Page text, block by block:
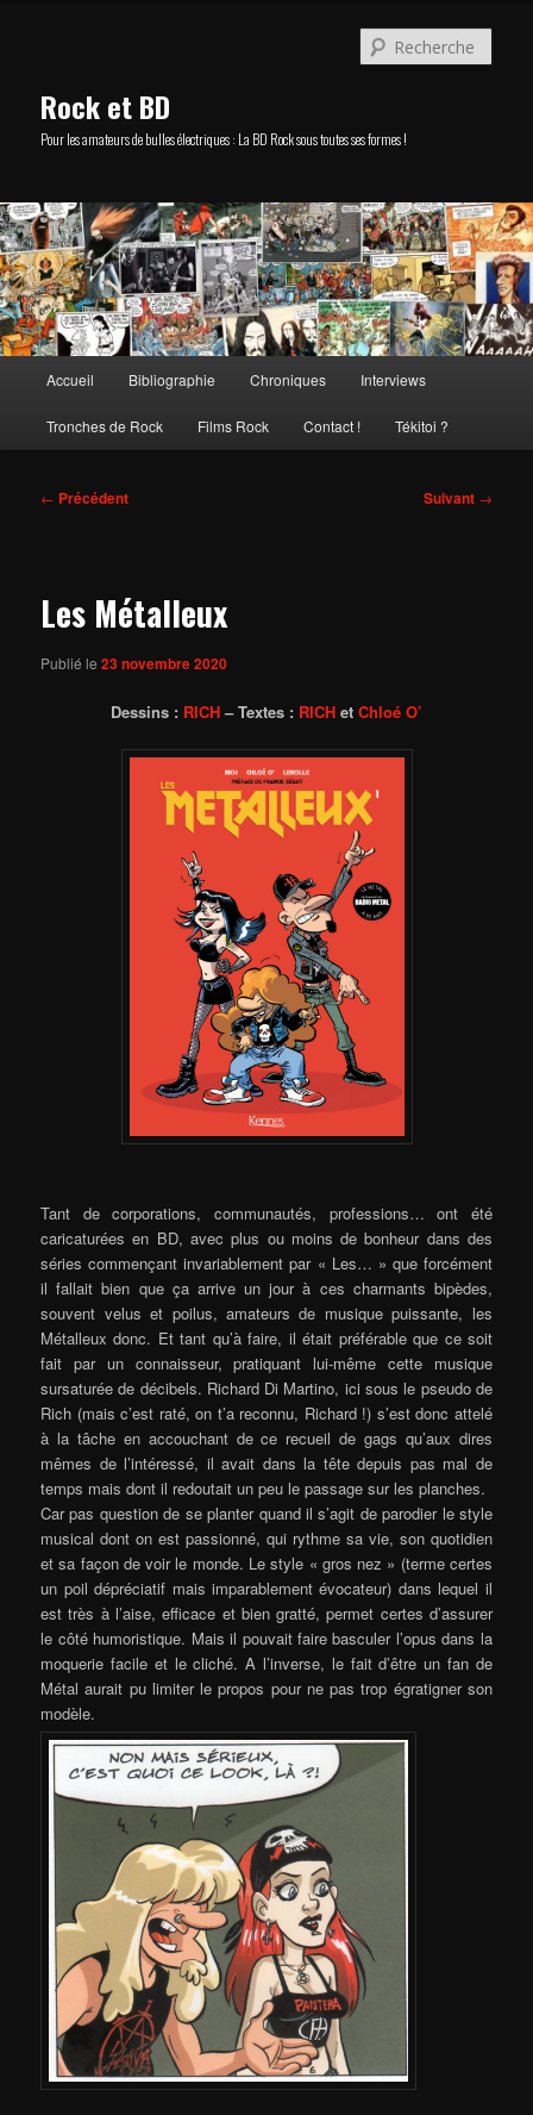
Rock et BD
Pour les amateurs de bulles électriques : La BD Rock sous toutes ses formes !
principal
Accueil Bibliographie Chroniques Interviews
Tronches de Rock Films Rock Contact ! Tékitoi ?
Navigation
← Précédent Suivant →
Les Métalleux
Publié le23 novembre 2020
Dessins : RICH – Textes : RICH et Chloé O’
Tant de corporations, communautés, professions… ont été
caricaturées en BD, avec plus ou moins de bonheur dans des
séries commençant invariablement par « Les… » que forcément
il fallait bien que ça arrive un jour à ces charmants bipèdes,
souvent velus et poilus, amateurs de musique puissante, les
Métalleux donc. Et tant qu’à faire, il était préférable que ce soit
fait par un connaisseur, pratiquant lui-même cette musique
sursaturée de décibels. Richard Di Martino, ici sous le pseudo de
Rich (mais c’est raté, on t’a reconnu, Richard !) s’est donc attelé
à la tâche en accouchant de ce recueil de gags qu’aux dires
mêmes de l’intéressé, il avait dans la tête depuis pas mal de
temps mais dont il redoutait un peu le passage sur les planches.
Car pas question de se planter quand il s’agit de parodier le style
musical dont on est passionné, qui rythme sa vie, son quotidien
et sa façon de voir le monde. Le style « gros nez » (terme certes
un poil dépréciatif mais imparablement évocateur) dans lequel il
est très à l’aise, efficace et bien gratté, permet certes d’assurer
le côté humoristique. Mais il pouvait faire basculer l’opus dans la
moquerie facile et le cliché. A l’inverse, le fait d’être un fan de
Métal aurait pu limiter le propos pour ne pas trop égratigner son
modèle.